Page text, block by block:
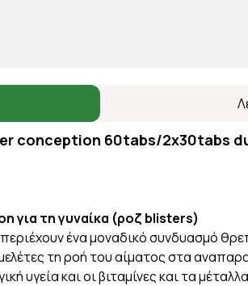
conception 60tabs/2x30tabs
για τη γυναίκα (ροζ blisters)
ένα μοναδικό συνδυασμό
τη ροή του αίματος στα
υγεία και οι βιταμίνες και τα